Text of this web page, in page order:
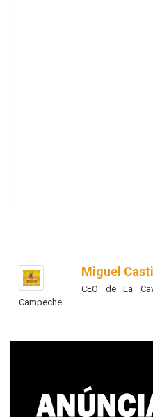
Miguel
CEO de La
Campeche